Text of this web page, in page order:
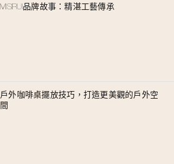
MISIRUI品牌故事：精湛工藝傳承
戶外咖啡桌擺放技巧，打造更美觀的戶外空
間